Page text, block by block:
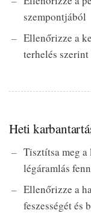
szempontjából
Ellenőrizze a
terhelés szerint
Heti
Tisztítsa meg a
légáramlás
Ellenőrizze a
feszességét és